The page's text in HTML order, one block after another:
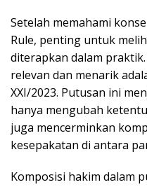
Setelah memahami
Rule, penting untuk
diterapkan dalam
relevan dan menarik
XXI/2023. Putusan ini
hanya mengubah
juga mencerminkan
kesepakatan di antara
Komposisi hakim dalam